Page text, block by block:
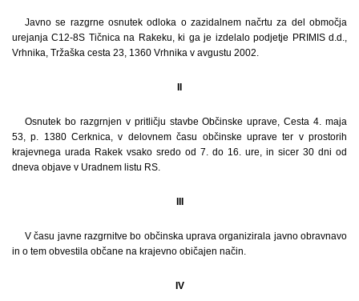
Javno se razgrne osnutek odloka o zazidalnem načrtu za del območja
urejanja C12-8S Tičnica na Rakeku, ki ga je izdelalo podjetje PRIMIS d.d.,
Vrhnika, Tržaška cesta 23, 1360 Vrhnika v avgustu 2002.
II
Osnutek bo razgrnjen v pritličju stavbe Občinske uprave, Cesta 4. maja
53, p. 1380 Cerknica, v delovnem času občinske uprave ter v prostorih
krajevnega urada Rakek vsako sredo od 7. do 16. ure, in sicer 30 dni od
dneva objave v Uradnem listu RS.
III
V času javne razgrnitve bo občinska uprava organizirala javno obravnavo
in o tem obvestila občane na krajevno običajen način.
IV